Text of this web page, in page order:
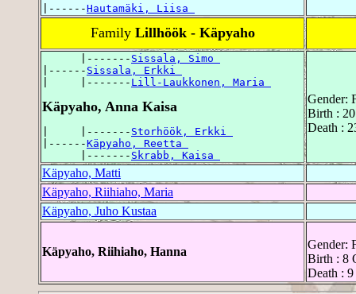
|------Hautamäki, Liisa
Family Lillhöök - Käpyaho
      |-------
Sissala, Simo
|------ Sissala, Erkki
|     |------- Lill-Laukkonen, Maria
Käpyaho, Anna Kaisa
|     |------- Storhöök, Erkki
|------Käpyaho, Reetta
      |-------
Skrabb, Kaisa
Gender:
Birth :
Death :
Käpyaho, Matti
Käpyaho, Riihiaho, Maria
Käpyaho, Juho Kustaa
Käpyaho, Riihiaho, Hanna
Gender:
Birth : 8
Death :